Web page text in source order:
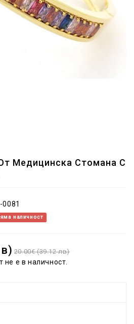
Медицинска Стомана С
0081
наличност
20.00€ (39.12 лв)
не е в наличност.